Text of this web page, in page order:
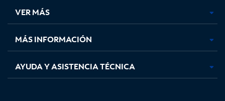
pestaña
nueva
pestaña
nueva
pestaña
nuevanueva
VER MÁS
MÁS INFORMACIÓN
AYUDA Y ASISTENCIA TÉCNICA